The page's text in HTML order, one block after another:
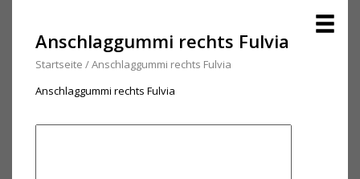
Anschlaggummi rechts Fulvia
Startseite /Anschlaggummi rechts Fulvia
Anschlaggummi rechts Fulvia